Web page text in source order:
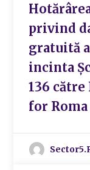
privind
gratuită
incinta
136
for